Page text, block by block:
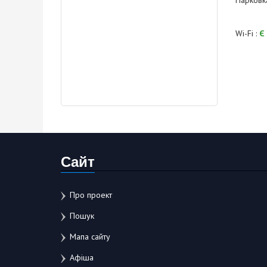
Wi-Fi : Є
Сайт
Про проект
Пошук
Мапа сайту
Афіша